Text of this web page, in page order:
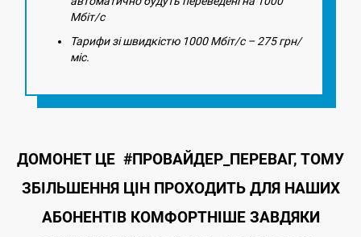
Мбіт/с
Тарифи зі швидкістю 1000 Мбіт/с – 275 грн/
міс.
ДОМОНЕТ ЦЕ #ПРОВАЙДЕР_ПЕРЕВАГ, ТОМУ
ЗБІЛЬШЕННЯ ЦІН ПРОХОДИТЬ ДЛЯ НАШИХ
АБОНЕНТІВ КОМФОРТНІШЕ ЗАВДЯКИ